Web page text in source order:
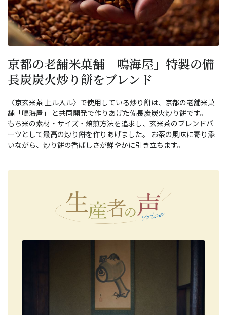
京都の老舗米菓舗「鳴海屋」特製の備
長炭炭火炒り餅をブレンド
〈京玄米茶 上ル入ル〉で使用している炒り餅は、京都の老舗米菓
舗「鳴海屋」 と共同開発で作りあげた備長炭炭火炒り餅です。
もち米の素材・サイズ・焙煎方法を追求し、玄米茶のブレンドパ
ーツとして最高の炒り餅を作りあげました。 お茶の風味に寄り添
いながら、炒り餅の香ばしさが鮮やかに引き立ちます。